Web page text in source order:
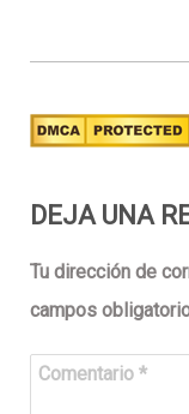
DEJA UNA
Tu dirección de
campos
Comentario *